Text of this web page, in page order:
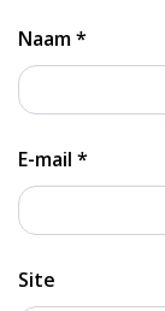
Naam*
E-mail *
Site